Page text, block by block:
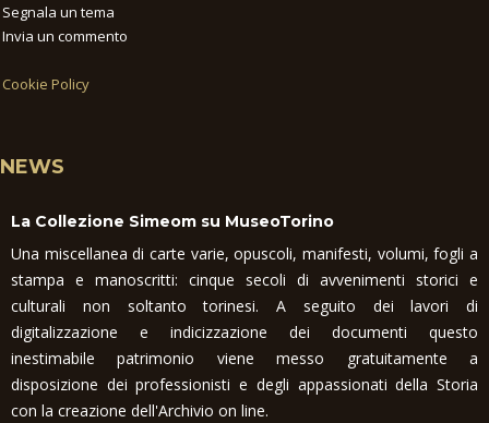
Segnala un tema
Invia un commento
Cookie Policy
NEWS
La Collezione Simeom su MuseoTorino
Una miscellanea di carte varie, opuscoli, manifesti, volumi, fogli a
stampa e manoscritti: cinque secoli di avvenimenti storici e
culturali non soltanto torinesi. A seguito dei lavori di
digitalizzazione e indicizzazione dei documenti questo
inestimabile patrimonio viene messo gratuitamente a
disposizione dei professionisti e degli appassionati della Storia
con la creazione dell'Archivio on line.